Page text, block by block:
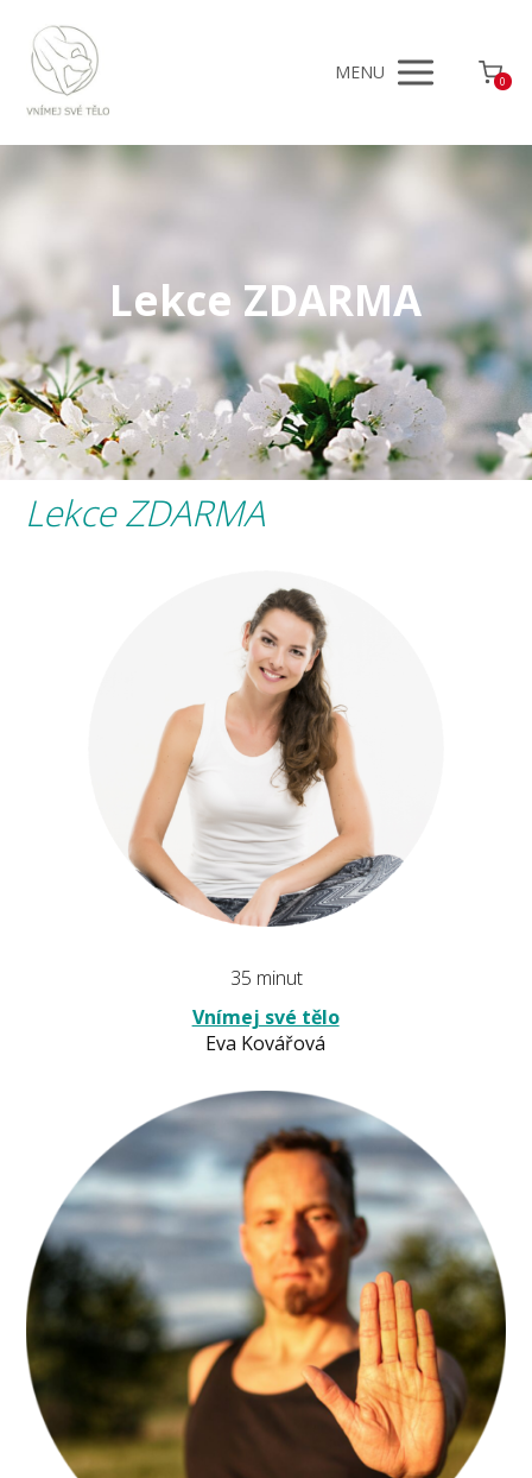
MENU 0
Lekce ZDARMA
Lekce ZDARMA
35 minut
Vnímej své tělo
Eva Kovářová